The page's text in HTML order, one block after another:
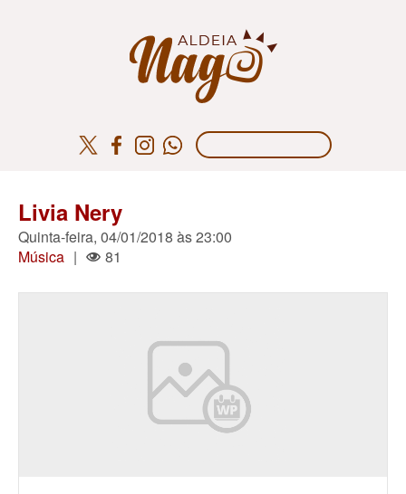
Livia Nery
Quinta-feira, 04/01/2018 às 23:00
Música | 81